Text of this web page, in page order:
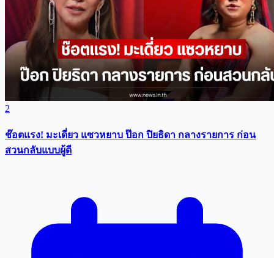
2
ช๊อตแรง! มะเดี่ยว แซวหยาบ ป๊อก ปิยธิดา กลางรายการ ก่อน
สวนกลับแบบผู้ดี